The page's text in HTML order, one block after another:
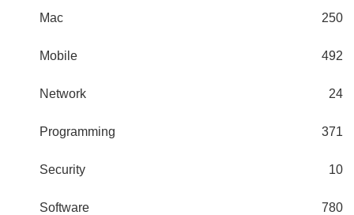
Mac 250
Mobile 492
Network 24
Programming 371
Security 10
Software 780